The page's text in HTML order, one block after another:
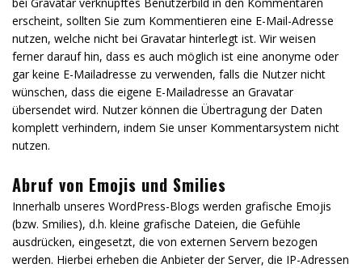
erscheint, sollten Sie zum Kommentieren eine E-Mail-Adresse
nutzen, welche nicht bei Gravatar hinterlegt ist. Wir weisen
ferner darauf hin, dass es auch möglich ist eine anonyme oder
gar keine E-Mailadresse zu verwenden, falls die Nutzer nicht
wünschen, dass die eigene E-Mailadresse an Gravatar
übersendet wird. Nutzer können die Übertragung der Daten
komplett verhindern, indem Sie unser Kommentarsystem nicht
nutzen.
Abruf von Emojis und Smilies
Innerhalb unseres WordPress-Blogs werden grafische Emojis
(bzw. Smilies), d.h. kleine grafische Dateien, die Gefühle
ausdrücken, eingesetzt, die von externen Servern bezogen
werden. Hierbei erheben die Anbieter der Server, die IP-Adressen